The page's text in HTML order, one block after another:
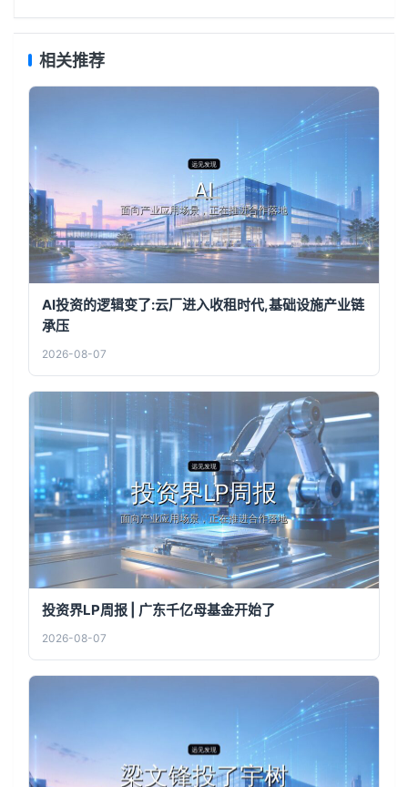
相关推荐
AI投资的逻辑变了:云厂进入收租时代,基础设施产业链
承压
2026-08-07
投资界LP周报 | 广东千亿母基金开始了
2026-08-07